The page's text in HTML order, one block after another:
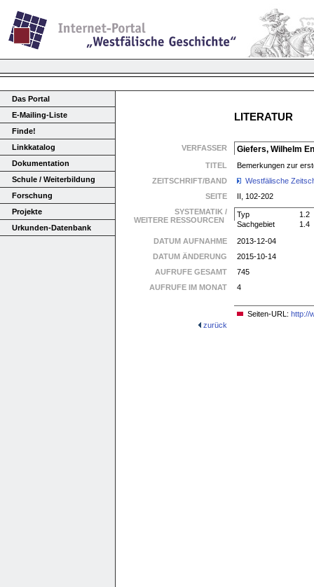
Das Portal
E-Mailing-Liste
Finde!
Linkkatalog
Dokumentation
Schule / Weiterbildung
Forschung
Projekte
Urkunden-Datenbank
LITERATUR
VERFASSER Giefers, Wilhelm
TITEL
Bemerkungen zur
ZEITSCHRIFT/BAND
Westfälische
SEITE
II, 102-202
SYSTEMATIK /
WEITERE RESSOURCEN
Typ
1.2
Sachgebiet
1.4
DATUM AUFNAHME
2013-12-04
DATUM ÄNDERUNG
2015-10-14
AUFRUFE GESAMT
745
AUFRUFE IM MONAT
4
Seiten-URL: http://
zurück